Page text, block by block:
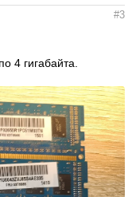
#3
4 гигабайта.